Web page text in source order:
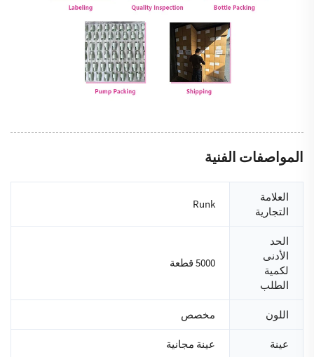
المواصفات الفنية
العلامة
التجارية
Runk
الحد
الأدنى
لكمية
الطلب
5000 قطعة
اللون مخصص
عينة عينة مجانية